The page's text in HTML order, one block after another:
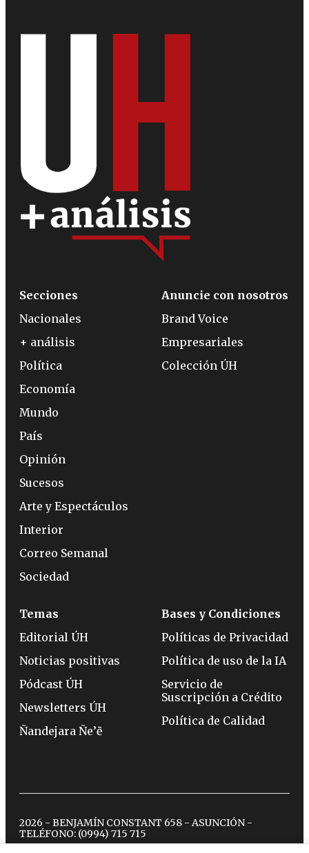
Secciones
Nacionales
+ análisis
Política
Economía
Mundo
País
Opinión
Sucesos
Arte y Espectáculos
Interior
Correo Semanal
Sociedad
Anuncie con nosotros
Brand Voice
Empresariales
Colección ÚH
Temas
Editorial ÚH
Noticias positivas
Pódcast ÚH
Newsletters ÚH
Ñandejara Ñe’ẽ
Bases y Condiciones
Políticas de Privacidad
Política de uso de la IA
Servicio de
Suscripción a Crédito
Política de Calidad
2026 - BENJAMÍN CONSTANT 658 - ASUNCIÓN -
TELÉFONO: (0994) 715 715